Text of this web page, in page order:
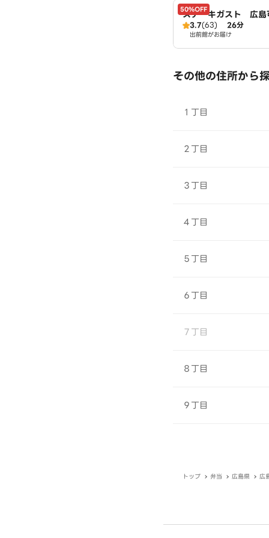
50%OFF
ステーキガスト 広島
3.7(63) 26分
出前館がお届け
その他の住所から
１丁目
２丁目
３丁目
４丁目
５丁目
６丁目
７丁目
８丁目
９丁目
トップ 弁当 広島県 広